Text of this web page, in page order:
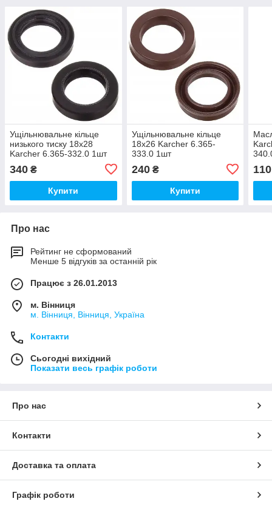
Ущільнювальне кільце
низького тиску 18х28
Karcher 6.365-332.0 1шт
340 ₴
Купити
Ущільнювальне кільце
18х26 Karcher 6.365-
333.0 1шт
240₴
Купити
110
Про нас
Рейтинг не сформований
Менше 5 відгуків за останній рік
Працює з 26.01.2013
м. Вінниця
м. Вінниця, Вінниця, Україна
Контакти
Сьогодні вихідний
Показати весь графік роботи
Про нас
Контакти
Доставка та оплата
Графік роботи